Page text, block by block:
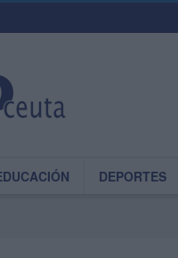
DEPORTES